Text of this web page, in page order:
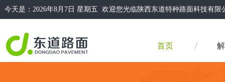
今天是： 2026年8月7日 星期五 欢迎您光临陕西东道特种路面科技有
首页